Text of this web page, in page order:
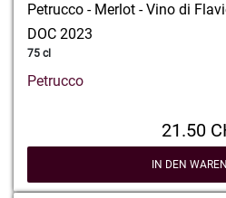
Petrucco - Merlot - Vino di
DOC 2023
75 cl
Petrucco
21.50
IN DEN